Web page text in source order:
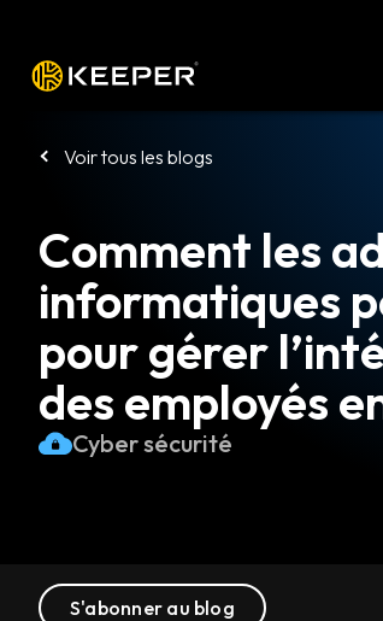
Voir tous les blogs
Comment les
informatiques
pour gérer
des employés
Cyber sécurité
S'abonner au blog